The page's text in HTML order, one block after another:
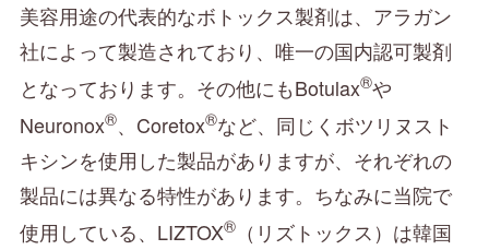
美容用途の代表的なボトックス製剤は、アラガン
社によって製造されており、唯一の国内認可製剤
となっております。その他にもBotulax®や
Neuronox®、Coretox®など、同じくボツリヌスト
キシンを使用した製品がありますが、それぞれの
製品には異なる特性があります。ちなみに当院で
使用している、LIZTOX®（リズトックス）は韓国